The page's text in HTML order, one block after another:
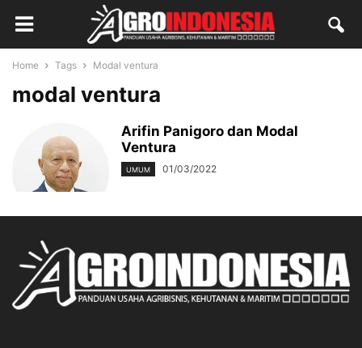
Home Tags Modal ventura
modal ventura
Arifin Panigoro dan Modal
Ventura
UMUM 01/03/2022